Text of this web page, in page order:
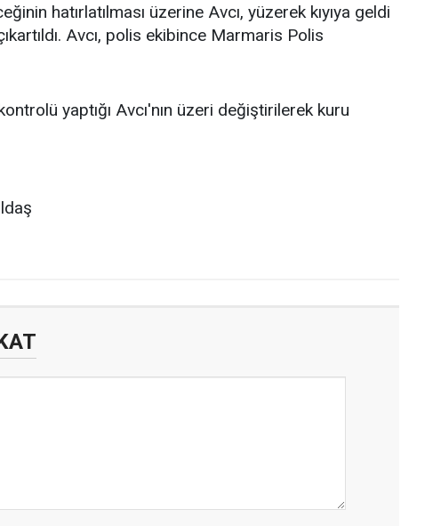
hatırlatılması üzerine Avcı, yüzerek kıyıya geldi
Avcı, polis ekibince Marmaris Polis
yaptığı Avcı'nın üzeri değiştirilerek kuru